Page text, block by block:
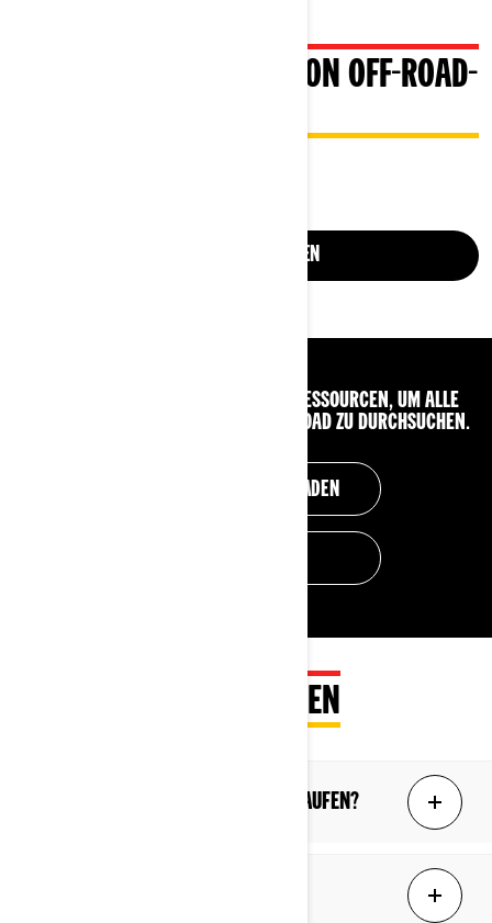
VERSCHIEDENE ARTEN VON OFF-ROAD-
JETZT ANSEHEN
NUTZEN SIE UNSERE VERFÜGBAREN RESSOURCEN, UM ALLE
KLEIDUNGSSTÜCKE FÜR CAN-AM OFF-ROAD ZU DURCHSUCHEN.
KATALOG HERUNTERLADEN
HÄUFIG GESTELLTE FRAGEN
Wie kann ich Can-Am-Bekleidung kaufen?